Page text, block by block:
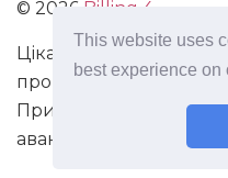
This website uses
best experience on
© 2026 Billing 4
Цікаві та захоплюючі
про виживання в
Пригоди, маршрути і
авантюриста. Все про